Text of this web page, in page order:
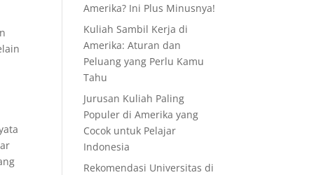
Amerika? Ini Plus Minusnya!
Kuliah Sambil Kerja di
Amerika: Aturan dan
Peluang yang Perlu Kamu
Tahu
Jurusan Kuliah Paling
Populer di Amerika yang
Cocok untuk Pelajar
Indonesia
Rekomendasi Universitas di